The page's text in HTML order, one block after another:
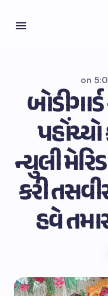
on
ન્યુલી
કરી
હવે